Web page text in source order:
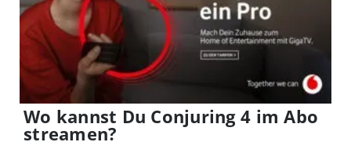
Wo kannst Du Conjuring 4 im Abo
streamen?